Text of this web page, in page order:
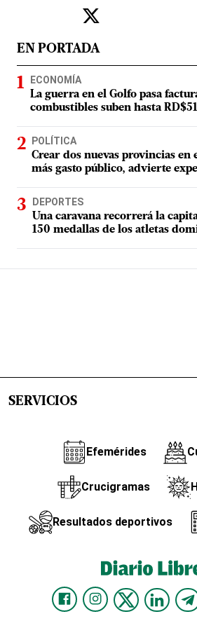
EN PORTADA
ECONOMÍA
La guerra en el Golfo pasa
combustibles suben hasta
POLÍTICA
Crear dos nuevas provincias en
más gasto público, advierte
DEPORTES
Una caravana recorrerá la
150 medallas de los atletas
SERVICIOS
Efemérides
Crucigramas
Resultados deportivos